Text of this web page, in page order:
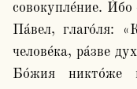
совокупле́ние. И́бо
Па́вел, глаго́ля:
челове́ка, ра́зве
Бо́жия никто́же